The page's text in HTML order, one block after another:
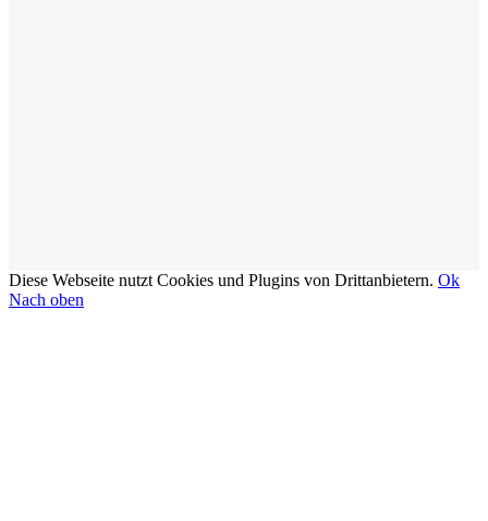
Diese Webseite nutzt Cookies und Plugins von Drittanbietern. Ok
Nach oben